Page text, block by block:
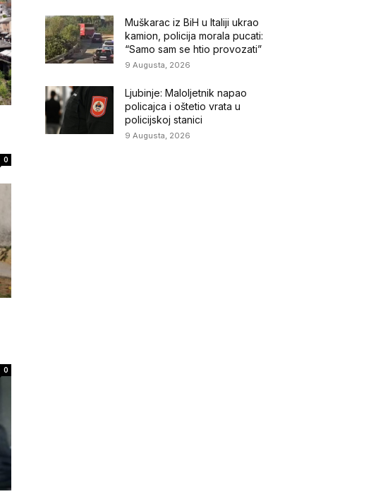
0
0
Muškarac iz BiH u Italiji ukrao
kamion, policija morala pucati:
“Samo sam se htio provozati”
9 Augusta, 2026
Ljubinje: Maloljetnik napao
policajca i oštetio vrata u
policijskoj stanici
9 Augusta, 2026